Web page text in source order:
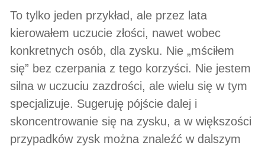
To tylko jeden przykład, ale przez lata
kierowałem uczucie złości, nawet wobec
konkretnych osób, dla zysku. Nie „mściłem
się” bez czerpania z tego korzyści. Nie jestem
silna w uczuciu zazdrości, ale wielu się w tym
specjalizuje. Sugeruję pójście dalej i
skoncentrowanie się na zysku, a w większości
przypadków zysk można znaleźć w dalszym